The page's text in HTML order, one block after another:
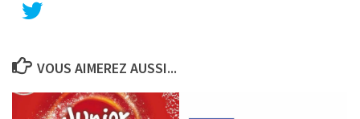
VOUS AIMEREZ AUSSI...